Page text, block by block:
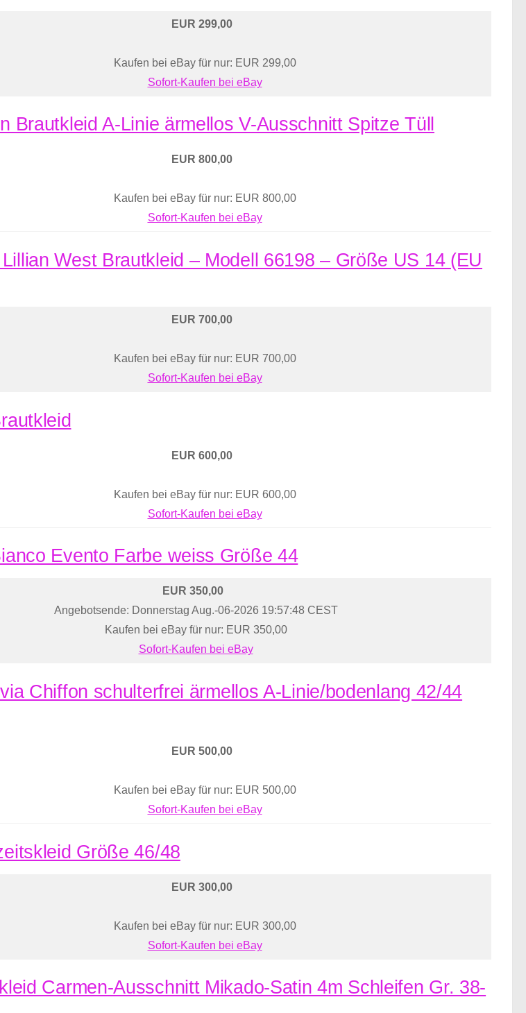
EUR 299,00
Kaufen bei eBay für nur: EUR 299,00
Sofort-Kaufen bei eBay
Brautkleid A-Linie ärmellos V-Ausschnitt Spitze Tüll
EUR 800,00
Kaufen bei eBay für nur: EUR 800,00
Sofort-Kaufen bei eBay
West Brautkleid – Modell 66198 – Größe US 14 (EU
EUR 700,00
Kaufen bei eBay für nur: EUR 700,00
Sofort-Kaufen bei eBay
EUR 600,00
Kaufen bei eBay für nur: EUR 600,00
Sofort-Kaufen bei eBay
Evento Farbe weiss Größe 44
EUR 350,00
Angebotsende: Donnerstag Aug.-06-2026 19:57:48 CEST
Kaufen bei eBay für nur: EUR 350,00
Sofort-Kaufen bei eBay
Chiffon schulterfrei ärmellos A-Linie/bodenlang 42/44
EUR 500,00
Kaufen bei eBay für nur: EUR 500,00
Sofort-Kaufen bei eBay
Größe 46/48
EUR 300,00
Kaufen bei eBay für nur: EUR 300,00
Sofort-Kaufen bei eBay
Carmen-Ausschnitt Mikado-Satin 4m Schleifen Gr. 38-